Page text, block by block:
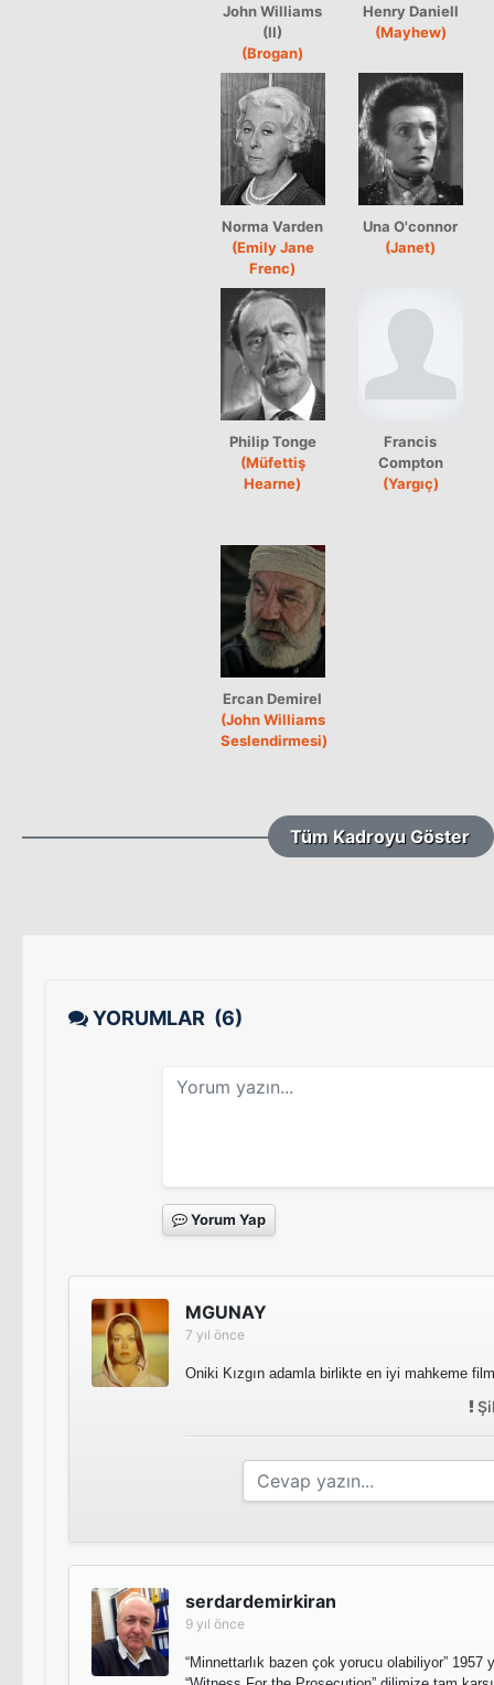
John Williams
(II)
(Brogan)
Henry Daniell
(Mayhew)
Norma Varden
(Emily Jane
Frenc)
Una O'connor
(Janet)
Philip Tonge
(Müfettiş
Hearne)
Francis
Compton
(Yargıç)
Ercan Demirel
(John Williams
Seslendirmesi)
Tüm Kadroyu Göster
YORUMLAR (6)
Yorum Yap
MGUNAY
7 yıl önce
Oniki Kızgın adamla birlikte en iyi mahkeme
serdardemirkiran
9 yıl önce
“Minnettarlık bazen çok yorucu olabiliyor” 1957